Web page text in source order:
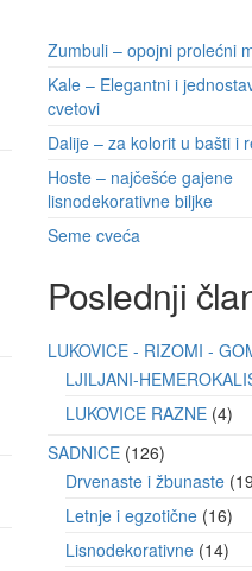
Zumbuli – opojni prolećni
Kale – Elegantni i
cvetovi
Dalije – za kolorit u bašti i
Hoste – najčešće gajene
lisnodekorativne biljke
Seme cveća
Poslednji
LUKOVICE - RIZOMI -
LJILJANI-
LUKOVICE RAZNE 4
SADNICE 126
Drvenaste i žbunaste 19
Letnje i egzotične 16
Lisnodekorativne 14